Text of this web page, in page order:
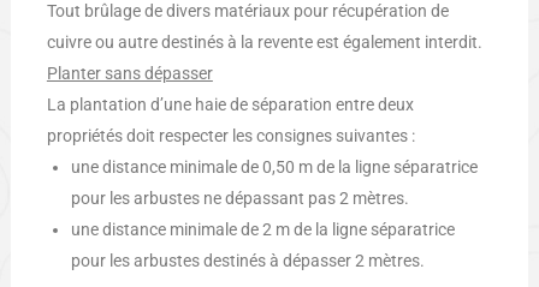
Tout brûlage de divers matériaux pour récupération de
cuivre ou autre destinés à la revente est également interdit.
Planter sans dépasser
La plantation d’une haie de séparation entre deux
propriétés doit respecter les consignes suivantes :
une distance minimale de 0,50 m de la ligne séparatrice
pour les arbustes ne dépassant pas 2 mètres.
une distance minimale de 2 m de la ligne séparatrice
pour les arbustes destinés à dépasser 2 mètres.